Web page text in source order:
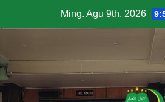
to
Ming. Agu 9th, 2026